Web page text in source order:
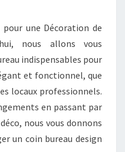
pour une Décoration de
nous allons vous
indispensables pour
et fonctionnel, que
locaux professionnels.
en passant par
nous vous donnons
un coin bureau design